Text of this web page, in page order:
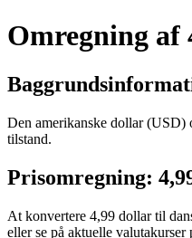
Omregning
Den amerikanske dollar (USD)
tilstand.
Prisomregning:
At konvertere 4,99 dollar til
eller se på aktuelle